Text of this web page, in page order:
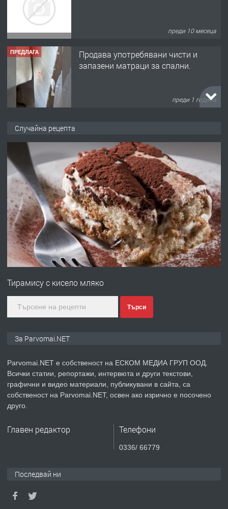
преди 10 месеца
ПРЕДЛАГА
Продава употребявани чисти и
запазени матраци за спални.
преди 1 година
преди 1 година
ПРЕДЛАГА
Първи поход "По стъпките на Ангел
Войвода"
преди 1 година
ПРЕДЛАГА
Монтажник на малки детайли за
преди 1 година
ПРЕДЛАГА
Продавам апартамент - гр.
Случайна рецепта
Тирамису с кисело мляко
Търси
За Parvomai.NET
Parvomai.NET е собственост на ЕСКОМ МЕДИА ГРУП ООД.
Всички статии, репортажи, интервюта и други текстови,
графични и видео материали, публикувани в сайта, са
собственост на Parvomai.NET, освен ако изрично е посочено
друго.
Главен редактор Телефони
0336/ 66779
Последвай ни